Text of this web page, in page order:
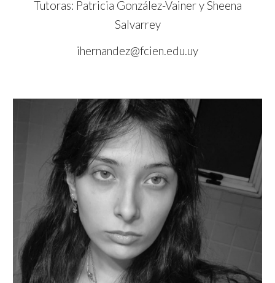
Tutoras: Patricia González-Vainer y Sheena
Salvarrey
ihernandez@fcien.edu.uy